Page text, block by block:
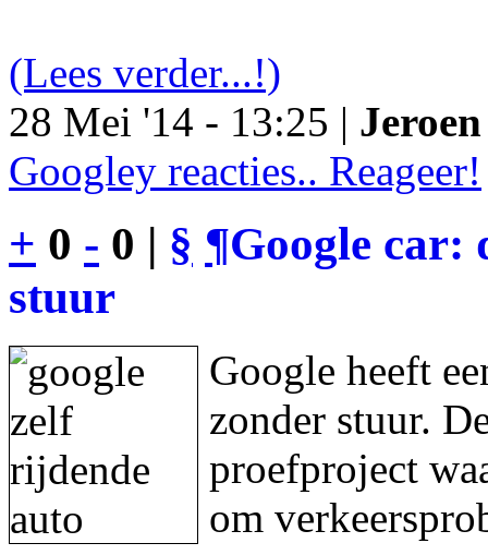
(Lees verder...!)
28 Mei '14 - 13:25 |
Googley reacties.. Reageer!
+ 0 - 0 | § ¶Google car:
stuur
Google heeft
zonder stuur.
proefproject
om